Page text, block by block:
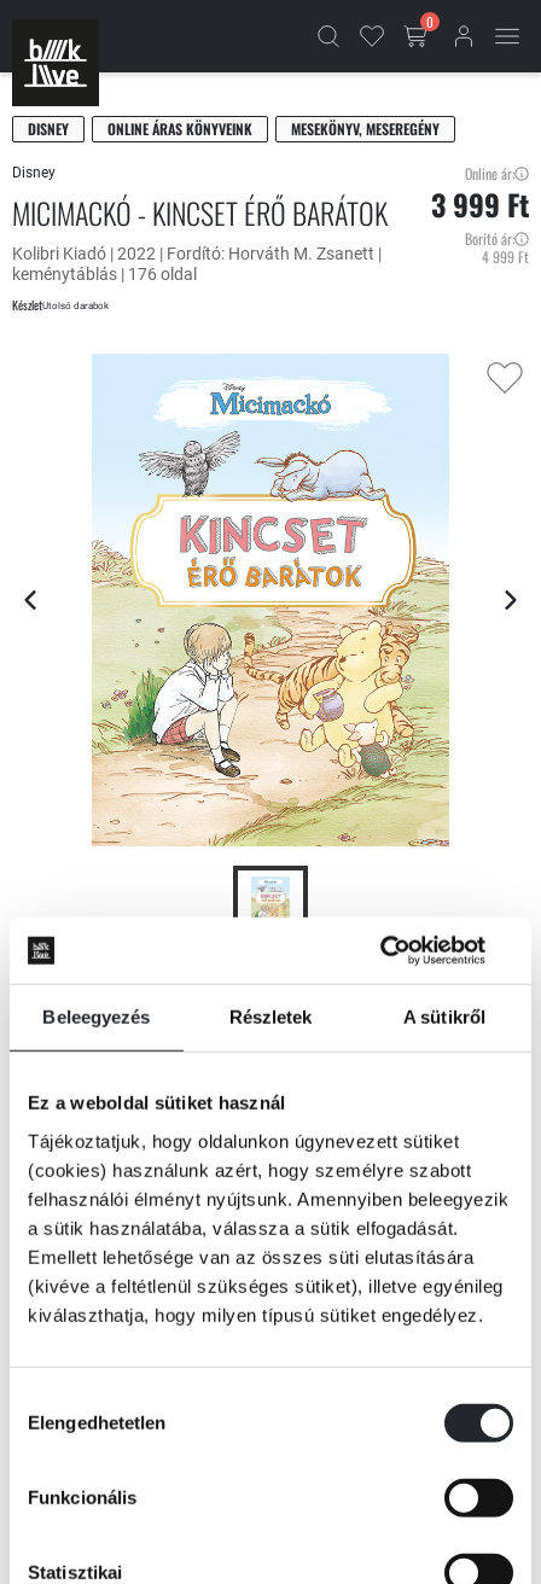
Beleegyezés Részletek A sütikről
Ez a weboldal sütiket használ
Tájékoztatjuk, hogy oldalunkon úgynevezett sütiket
(cookies) használunk azért, hogy személyre szabott
felhasználói élményt nyújtsunk. Amennyiben beleegyezik
a sütik használatába, válassza a sütik elfogadását.
Emellett lehetősége van az összes süti elutasítására
(kivéve a feltétlenül szükséges sütiket), illetve egyénileg
kiválaszthatja, hogy milyen típusú sütiket engedélyez.
kiválasztása
Elengedhetetlen
Funkcionális
Statisztikai
0
DISNEY ONLINE ÁRAS KÖNYVEINK MESEKÖNYV, MESEREGÉNY
Disney
MICIMACKÓ - KINCSET ÉRŐ BARÁTOK
Kolibri Kiadó | 2022 | Fordító: Horváth M. Zsanett |
keménytáblás | 176 oldal
KészletUtolsó darabok
Online ár:
3 999 Ft
Borító ár:
4 999 Ft
KOSÁRBA
Csatlakozz Róbert Gidához és barátaihoz a Százholdas Pagonyban! Vedd
kezedbe az E. H. Shepard rajzait idéző meseválogatást, és olvasd el a
csodás történeteket mindenki kedvenc medvéjéről, a mézimádó
Micimackóról, az állandóan ugrándozó Tigrisről, a mindig borongós,
farkát kereső Fülesről, valamint a legapróbb és legkedvesebb
Malackáról.
KÖNYV ADATAI
VIDEÓK
RÉSZLET A KÖNYVBŐL